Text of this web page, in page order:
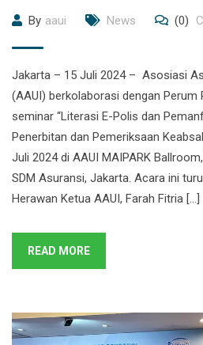
By aaui News (0)
Jakarta – 15 Juli 2024 – Asosiasi
(AAUI) berkolaborasi dengan Perum
seminar “Literasi E-Polis dan
Penerbitan dan Pemeriksaan
Juli 2024 di AAUI MAIPARK
SDM Asuransi, Jakarta. Acara ini
Herawan Ketua AAUI, Farah Fitria […]
READ MORE